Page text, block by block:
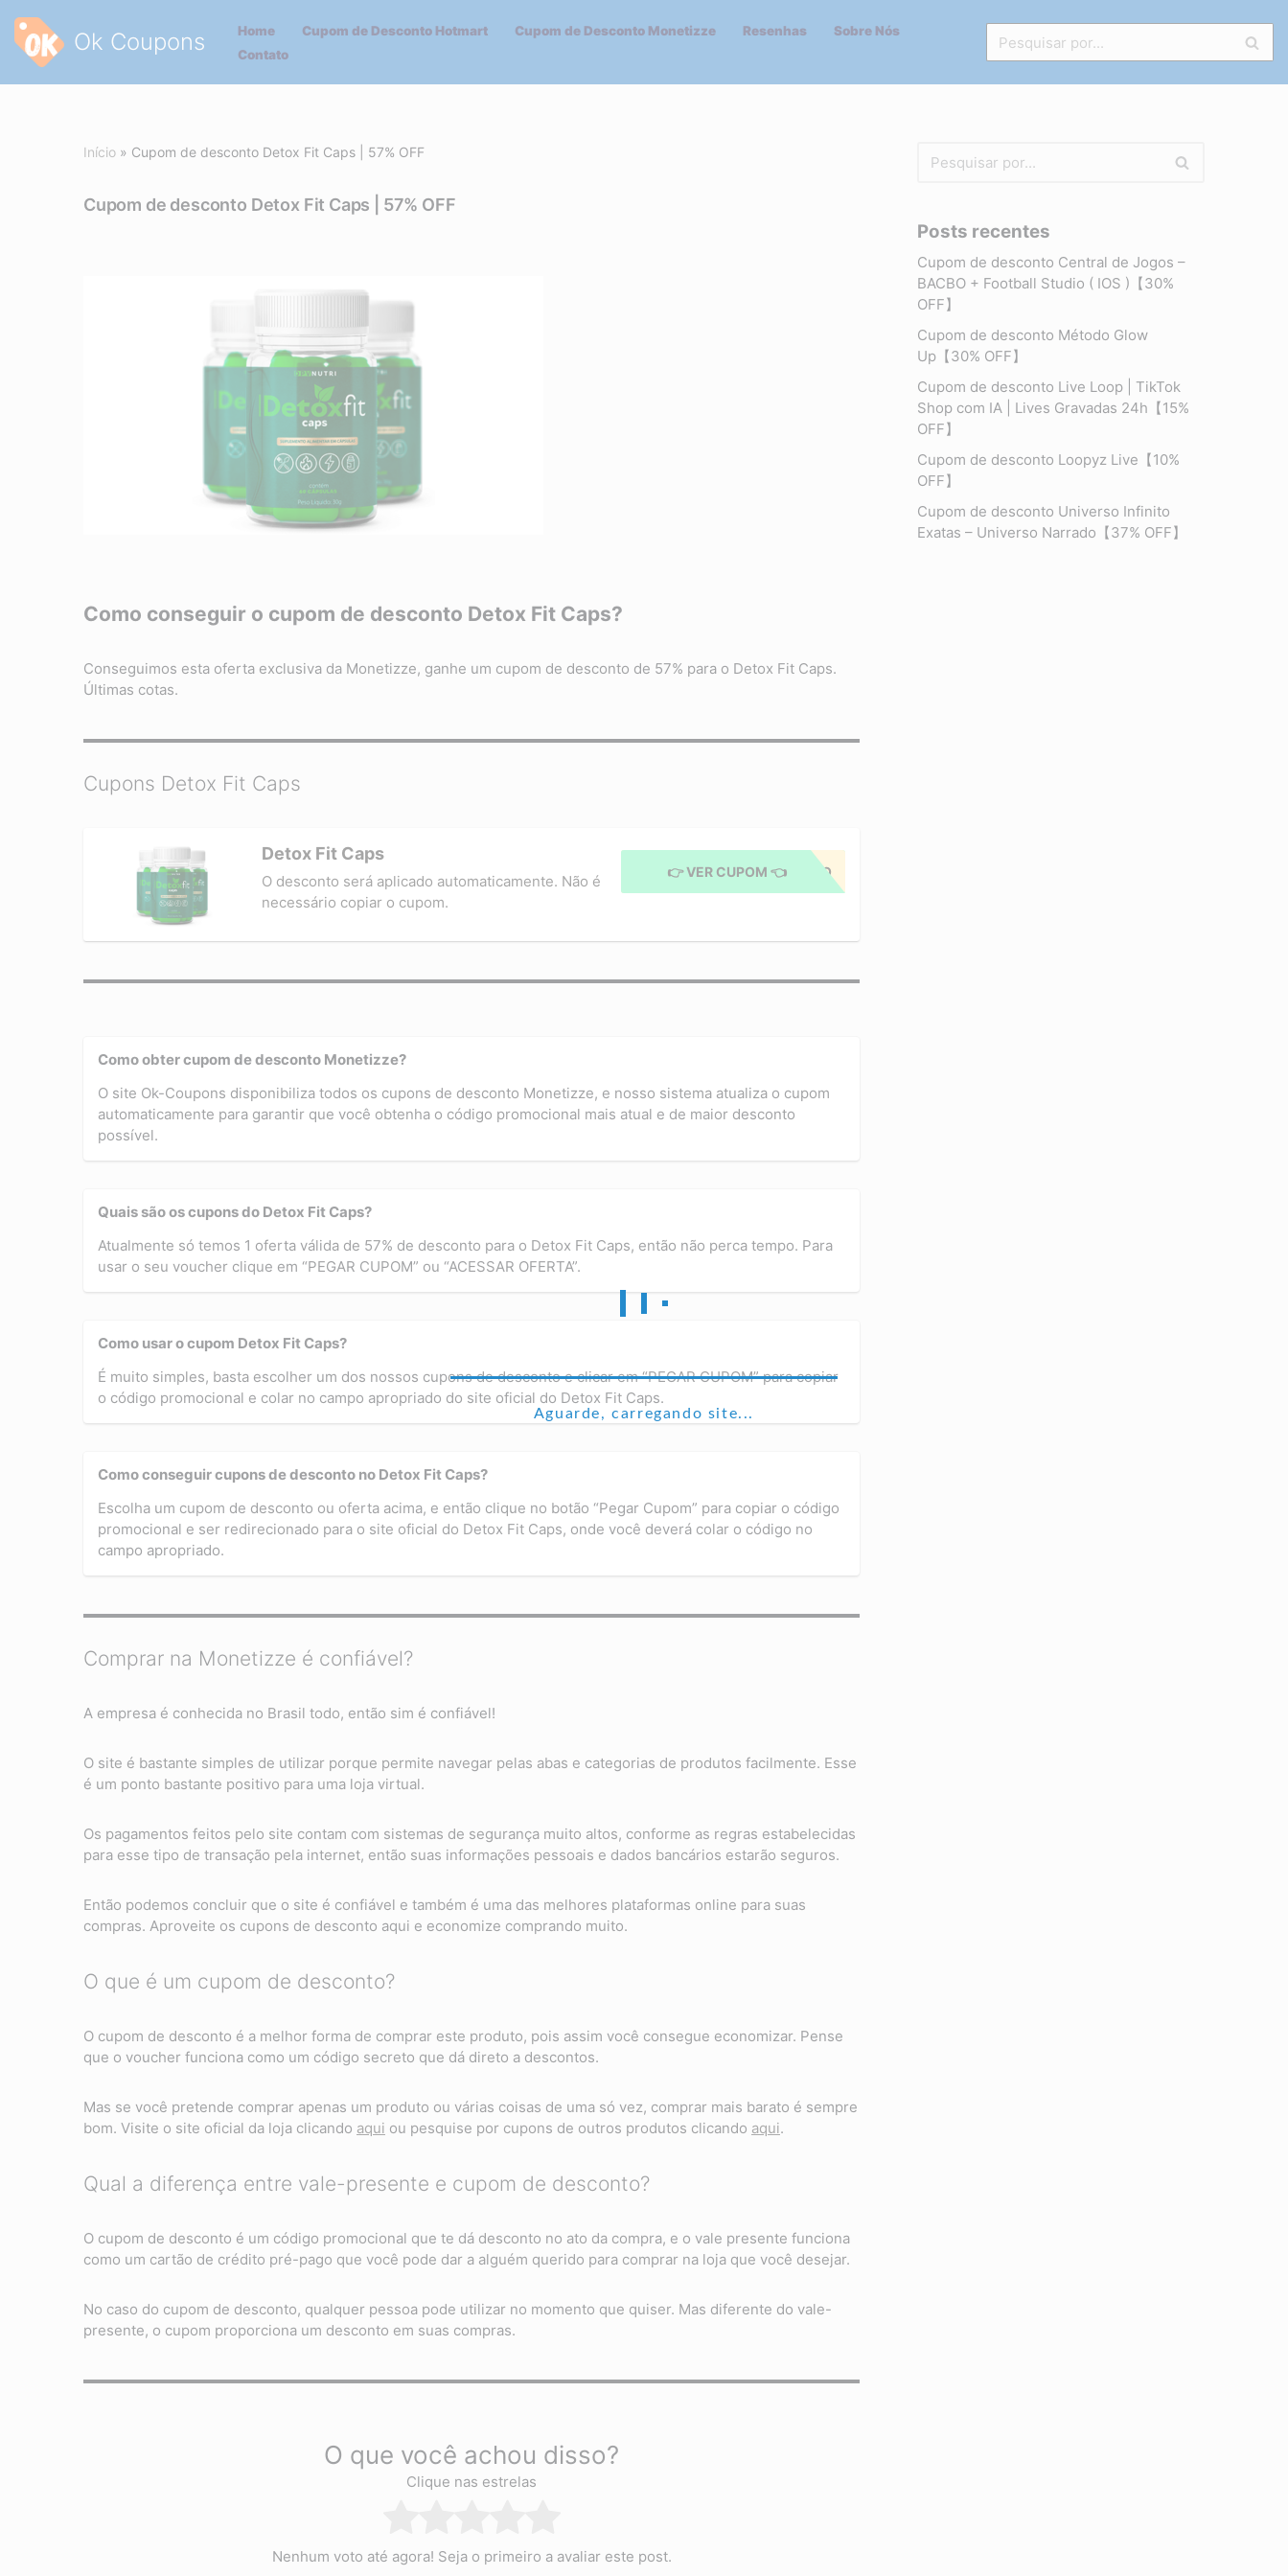
Aguarde, carregando site...
Pular
para
Ok Coupons Home Cupom de Desconto Hotmart Cupom de Desconto Monetizze Resenhas
Sobre Nós
Contato
Início » Cupom de desconto Detox Fit Caps | 57% OFF
Cupom de desconto Detox Fit Caps | 57% OFF
Como conseguir o cupom de desconto Detox Fit Caps?
Conseguimos esta oferta exclusiva da Monetizze, ganhe um cupom de desconto de 57% para o Detox Fit Caps.
Últimas cotas.
Cupons Detox Fit Caps
Detox Fit Caps
O desconto será aplicado automaticamente. Não é
necessário copiar o cupom.
CUPOM APLICADO
👉 VER CUPOM 👈
Como obter cupom de desconto Monetizze?
O site Ok-Coupons disponibiliza todos os cupons de desconto Monetizze, e nosso sistema atualiza o cupom
automaticamente para garantir que você obtenha o código promocional mais atual e de maior desconto
possível.
Quais são os cupons do Detox Fit Caps?
Atualmente só temos 1 oferta válida de 57% de desconto para o Detox Fit Caps, então não perca tempo. Para
usar o seu voucher clique em “PEGAR CUPOM” ou “ACESSAR OFERTA”.
Como usar o cupom Detox Fit Caps?
É muito simples, basta escolher um dos nossos cupons de desconto e clicar em “PEGAR CUPOM” para copiar
o código promocional e colar no campo apropriado do site oficial do Detox Fit Caps.
Como conseguir cupons de desconto no Detox Fit Caps?
Escolha um cupom de desconto ou oferta acima, e então clique no botão “Pegar Cupom” para copiar o código
promocional e ser redirecionado para o site oficial do Detox Fit Caps, onde você deverá colar o código no
campo apropriado.
Comprar na Monetizze é confiável?
A empresa é conhecida no Brasil todo, então sim é confiável!
O site é bastante simples de utilizar porque permite navegar pelas abas e categorias de produtos facilmente. Esse
é um ponto bastante positivo para uma loja virtual.
Os pagamentos feitos pelo site contam com sistemas de segurança muito altos, conforme as regras estabelecidas
para esse tipo de transação pela internet, então suas informações pessoais e dados bancários estarão seguros.
Então podemos concluir que o site é confiável e também é uma das melhores plataformas online para suas
compras. Aproveite os cupons de desconto aqui e economize comprando muito.
O que é um cupom de desconto?
O cupom de desconto é a melhor forma de comprar este produto, pois assim você consegue economizar. Pense
que o voucher funciona como um código secreto que dá direto a descontos.
Mas se você pretende comprar apenas um produto ou várias coisas de uma só vez, comprar mais barato é sempre
bom. Visite o site oficial da loja clicando aqui ou pesquise por cupons de outros produtos clicando aqui.
Qual a diferença entre vale-presente e cupom de desconto?
O cupom de desconto é um código promocional que te dá desconto no ato da compra, e o vale presente funciona
como um cartão de crédito pré-pago que você pode dar a alguém querido para comprar na loja que você desejar.
No caso do cupom de desconto, qualquer pessoa pode utilizar no momento que quiser. Mas diferente do vale-
presente, o cupom proporciona um desconto em suas compras.
O que você achou disso?
Clique nas estrelas
Nenhum voto até agora! Seja o primeiro a avaliar este post.
Posts recentes
Cupom de desconto Central de Jogos –
BACBO + Football Studio ( IOS )【30%
OFF】
Cupom de desconto Método Glow
Up【30% OFF】
Cupom de desconto Live Loop | TikTok
Shop com IA | Lives Gravadas 24h【15%
OFF】
Cupom de desconto Loopyz Live【10%
OFF】
Cupom de desconto Universo Infinito
Exatas – Universo Narrado【37% OFF】